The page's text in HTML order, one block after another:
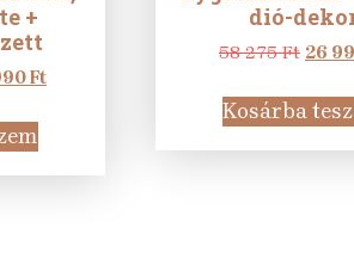
+
FtCurrent
990 Ft.
dió-
58 275Ft
was:
58
275
26
Kosárba